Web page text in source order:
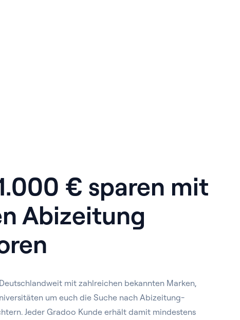
€ sparen mit
Abizeitung
mit zahlreichen bekannten Marken,
um euch die Suche nach Abizeitung-
Jeder Gradoo Kunde erhält damit mindestens